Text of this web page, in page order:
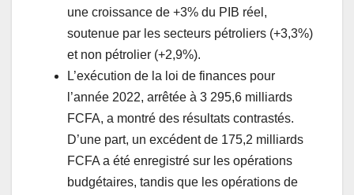
une croissance de +3% du PIB réel,
soutenue par les secteurs pétroliers (+3,3%)
et non pétrolier (+2,9%).
L’exécution de la loi de finances pour
l’année 2022, arrêtée à 3 295,6 milliards
FCFA, a montré des résultats contrastés.
D’une part, un excédent de 175,2 milliards
FCFA a été enregistré sur les opérations
budgétaires, tandis que les opérations de